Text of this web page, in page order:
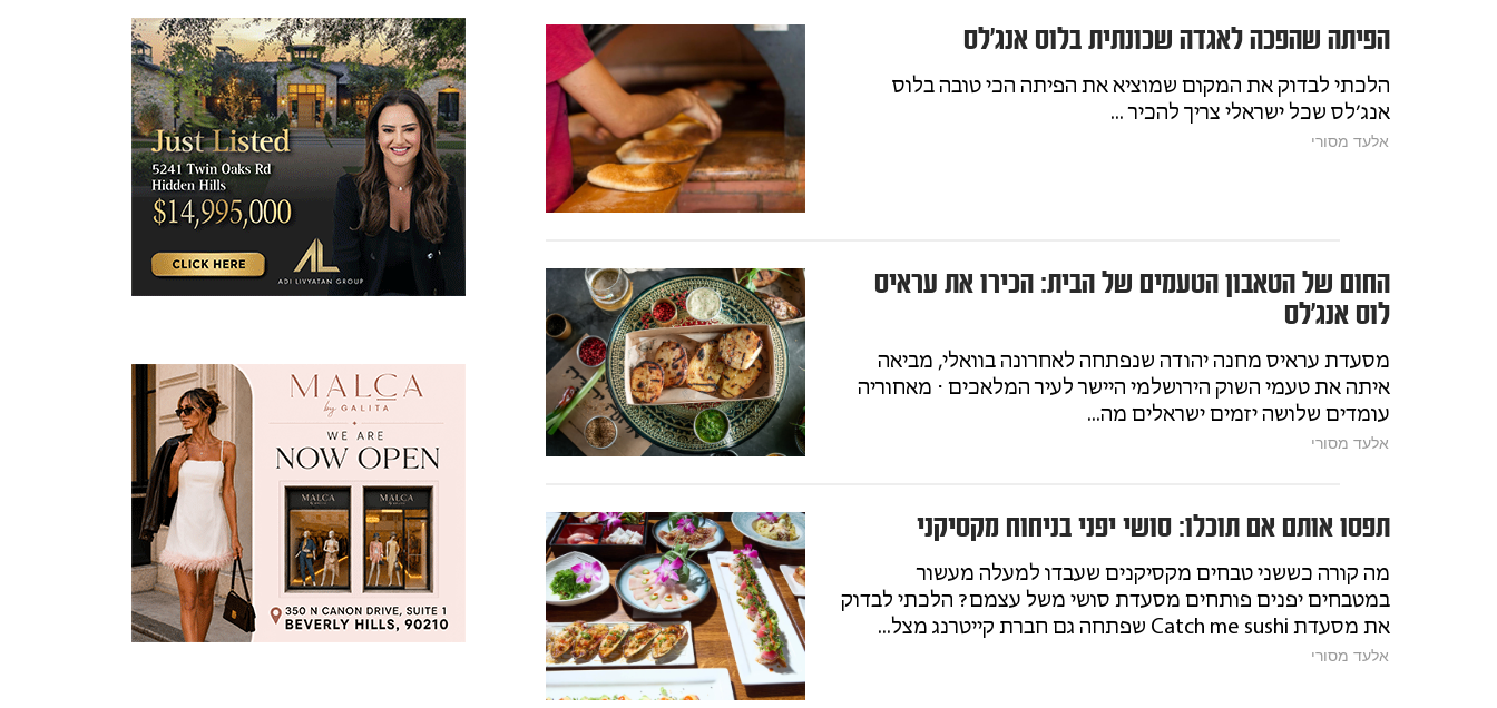
הפיתה שהפכה לאגדה שכונתית בלוס אנג׳לס
הלכתי לבדוק את המקום שמוציא את הפיתה הכי טובה בלוס
אנג׳לס שכל ישראלי צריך להכיר ...
אלעד מסורי
החום של הטאבון הטעמים של הבית: הכירו את עראיס
לוס אנג׳לס
מסעדת עראיס מחנה יהודה שנפתחה לאחרונה בוואלי, מביאה
איתה את טעמי השוק הירושלמי היישר לעיר המלאכים ⋅ מאחוריה
עומדים שלושה יזמים ישראלים מה...
אלעד מסורי
תפסו אותם אם תוכלו: סושי יפני בניחוח מקסיקני
מה קורה כששני טבחים מקסיקנים שעבדו למעלה מעשור
במטבחים יפנים פותחים מסעדת סושי משל עצמם? הלכתי לבדוק
את מסעדת Catch me sushi שפתחה גם חברת קייטרנג מצל...
אלעד מסורי